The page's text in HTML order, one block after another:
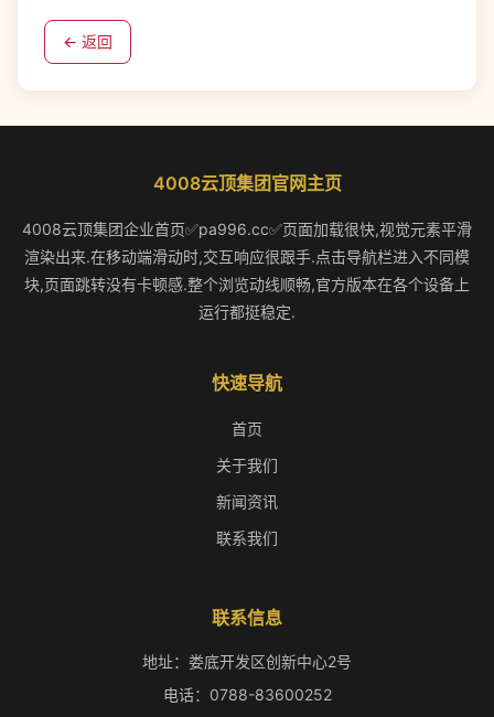
← 返回
4008云顶集团官网主页
4008云顶集团企业首页✅pa996.cc✅页面加载很快,视觉元素平滑
渲染出来.在移动端滑动时,交互响应很跟手.点击导航栏进入不同模
块,页面跳转没有卡顿感.整个浏览动线顺畅,官方版本在各个设备上
运行都挺稳定.
快速导航
首页
关于我们
新闻资讯
联系我们
联系信息
地址：娄底开发区创新中心2号
电话：0788-83600252